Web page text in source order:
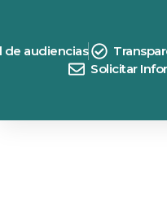
de audiencias
Solicitar